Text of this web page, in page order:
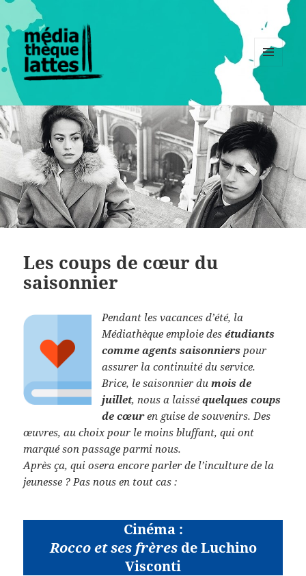
MENU
WIDGETS
Les coups de cœur du
saisonnier
Pendant les vacances d’été, la
Médiathèque emploie desétudiants
comme agents saisonniers pour
assurer la continuité du service.
Brice, le saisonnier dumois de
juillet, nous a laisséquelques coups
de cœuren guise de souvenirs. Des
œuvres, au choix pour le moins bluffant, qui ont
marqué son passage parmi nous.
Après ça, qui osera encore parler de l’inculture de la
jeunesse ? Pas nous en tout cas :
Cinéma :
Rocco et ses frèresde Luchino
Visconti